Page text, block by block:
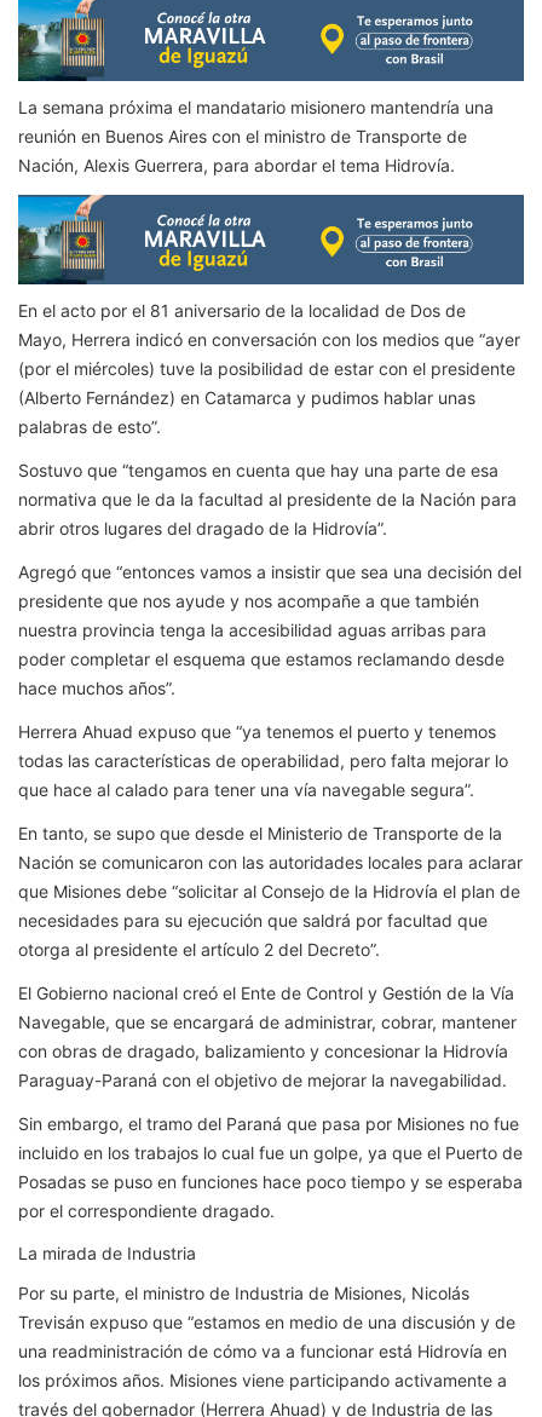
La semana próxima el mandatario misionero mantendría una
reunión en Buenos Aires con el ministro de Transporte de
Nación, Alexis Guerrera, para abordar el tema Hidrovía.
En el acto por el 81 aniversario de la localidad de Dos de
Mayo, Herrera indicó en conversación con los medios que “ayer
(por el miércoles) tuve la posibilidad de estar con el presidente
(Alberto Fernández) en Catamarca y pudimos hablar unas
palabras de esto”.
Sostuvo que “tengamos en cuenta que hay una parte de esa
normativa que le da la facultad al presidente de la Nación para
abrir otros lugares del dragado de la Hidrovía”.
Agregó que “entonces vamos a insistir que sea una decisión del
presidente que nos ayude y nos acompañe a que también
nuestra provincia tenga la accesibilidad aguas arribas para
poder completar el esquema que estamos reclamando desde
hace muchos años”.
Herrera Ahuad expuso que “ya tenemos el puerto y tenemos
todas las características de operabilidad, pero falta mejorar lo
que hace al calado para tener una vía navegable segura”.
En tanto, se supo que desde el Ministerio de Transporte de la
Nación se comunicaron con las autoridades locales para aclarar
que Misiones debe “solicitar al Consejo de la Hidrovía el plan de
necesidades para su ejecución que saldrá por facultad que
otorga al presidente el artículo 2 del Decreto”.
El Gobierno nacional creó el Ente de Control y Gestión de la Vía
Navegable, que se encargará de administrar, cobrar, mantener
con obras de dragado, balizamiento y concesionar la Hidrovía
Paraguay-Paraná con el objetivo de mejorar la navegabilidad.
Sin embargo, el tramo del Paraná que pasa por Misiones no fue
incluido en los trabajos lo cual fue un golpe, ya que el Puerto de
Posadas se puso en funciones hace poco tiempo y se esperaba
por el correspondiente dragado.
La mirada de Industria
Por su parte, el ministro de Industria de Misiones, Nicolás
Trevisán expuso que “estamos en medio de una discusión y de
una readministración de cómo va a funcionar está Hidrovía en
los próximos años. Misiones viene participando activamente a
través del gobernador (Herrera Ahuad) y de Industria de las